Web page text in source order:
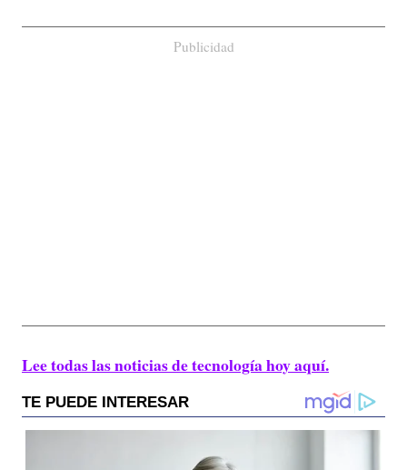
Publicidad
Lee todas las noticias de tecnología hoy aquí.